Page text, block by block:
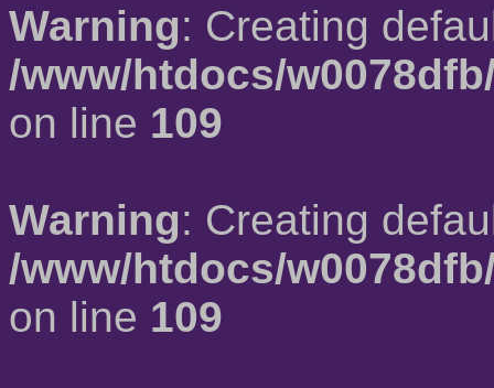
Warning: Creating
/www/htdocs/
on line 109
Warning: Creating
/www/htdocs/
on line 109